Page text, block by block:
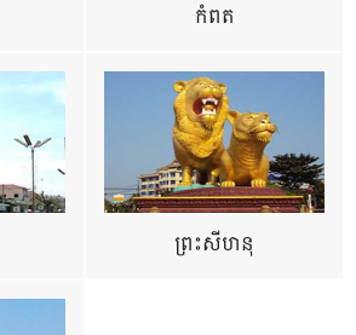
កំពត
ព្រះសីហនុ